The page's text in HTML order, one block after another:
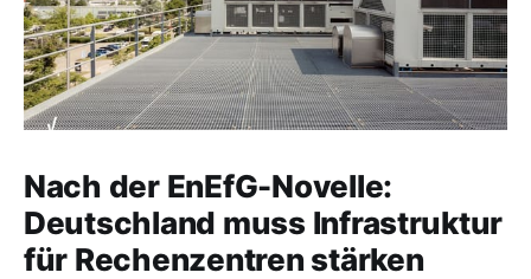
Nach der EnEfG-Novelle:
Deutschland muss Infrastruktur
für Rechenzentren stärken